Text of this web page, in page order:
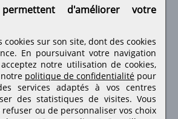
sur les réseaux sociaux
d'améliorer votre
cookies sur son site, dont des cookies
En poursuivant votre navigation
notre utilisation de cookies,
politique de confidentialité pour
services adaptés à vos centres
des statistiques de visites.Vous
ou de personnaliser vos choix